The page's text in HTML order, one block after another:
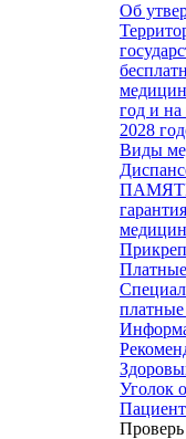
Об
год и
2028
Виды
платные
Уголок
Проверь